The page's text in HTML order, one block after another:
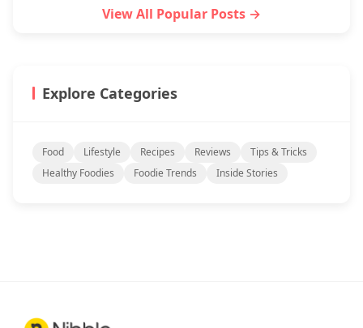
View All Popular Posts →
Explore Categories
Food Lifestyle Recipes Reviews
Tips & Tricks
Healthy Foodies
Foodie Trends Inside Stories